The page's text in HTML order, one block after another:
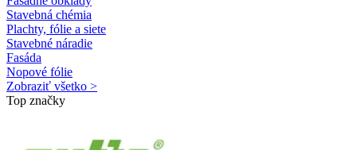
Stavebná chémia
Plachty, fólie a siete
Stavebné náradie
Fasáda
Nopové fólie
Zobraziť všetko >
Top značky